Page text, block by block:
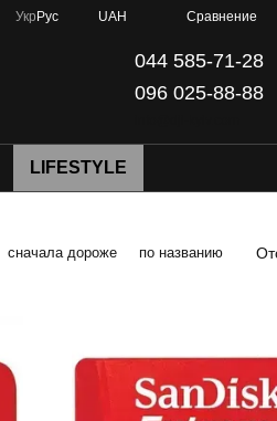
Укр Рус UAH Сравнение
044 585-71-28
096 025-88-88
LIFESTYLE
сначала дороже по названию